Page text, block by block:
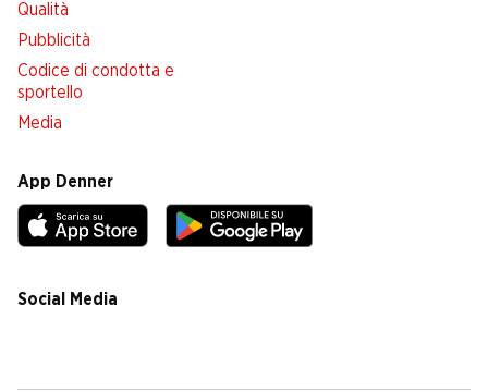
Qualità
Pubblicità
Codice di condotta e
sportello
Media
App Denner
Social Media